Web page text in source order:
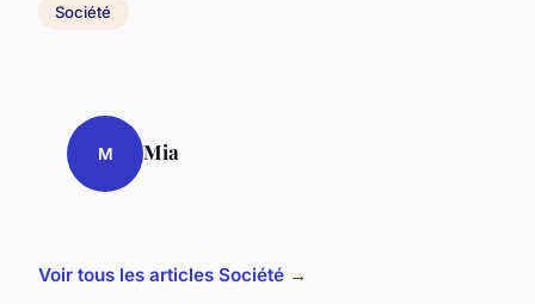
Société
M Mia
Voir tous les articles Société →